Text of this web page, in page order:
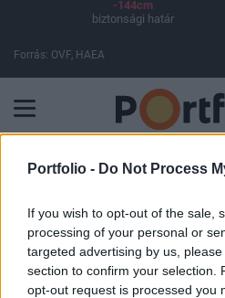
Portfolio - Do Not Process
If you wish to opt-out of the sale,
processing of your personal or
targeted advertising by us,
section to confirm your selection.
opt-out request is processed you
-144cm
biztonsági határ
Forrás: OVF, HAEA
ELŐFIZETŐI TARTALOM
DÉMÁSZ-DÉGÁZ
Portfolio
2002. október 17. 12:33